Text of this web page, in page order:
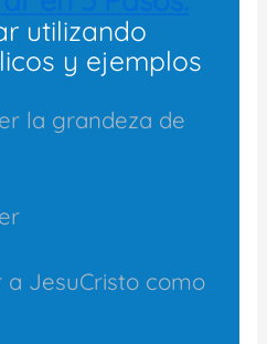
utilizando
y ejemplos
la grandeza de
a JesuCristo como